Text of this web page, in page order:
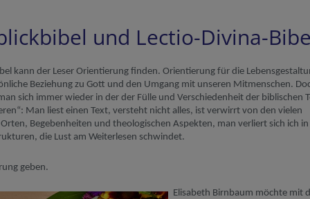
und Lectio-Divina-
kann der Leser Orientierung finden. Orientierung für die
Beziehung zu Gott und den Umgang mit unseren Mitmenschen. D
sich immer wieder in der der Fülle und Verschiedenheit der biblischen
“: Man liest einen Text, versteht nicht alles, ist verwirrt von den vielen
n, Begebenheiten und theologischen Aspekten, man verliert sich ich
, die Lust am Weiterlesen schwindet.
geben.
Elisabeth Birnbaum möchte mit